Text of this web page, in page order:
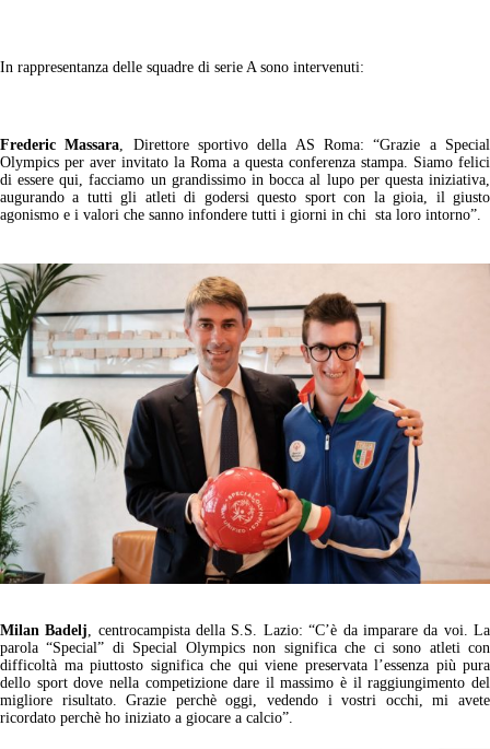
In rappresentanza delle squadre di serie A sono intervenuti:
Frederic Massara, Direttore sportivo della AS Roma: “Grazie a Special
Olympics per aver invitato la Roma a questa conferenza stampa. Siamo felici
di essere qui, facciamo un grandissimo in bocca al lupo per questa iniziativa,
augurando a tutti gli atleti di godersi questo sport con la gioia, il giusto
agonismo e i valori che sanno infondere tutti i giorni in chi sta loro intorno”.
Milan Badelj, centrocampista della S.S. Lazio:“C’è da imparare da voi. La
parola “Special” di Special Olympics non significa che ci sono atleti con
difficoltà ma piuttosto significa che qui viene preservata l’essenza più pura
dello sport dove nella competizione dare il massimo è il raggiungimento del
migliore risultato. Grazie perchè oggi, vedendo i vostri occhi, mi avete
ricordato perchè ho iniziato a giocare a calcio”.